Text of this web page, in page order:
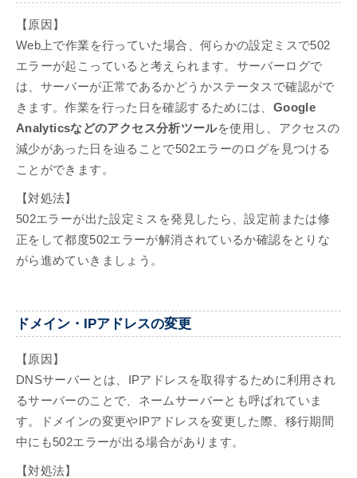
【原因】
Web上で作業を行っていた場合、何らかの設定ミスで502
エラーが起こっていると考えられます。サーバーログで
は、サーバーが正常であるかどうかステータスで確認がで
きます。作業を行った日を確認するためには、 Google
Analyticsなどのアクセス分析ツールを使用し、アクセスの
減少があった日を辿ることで502エラーのログを見つける
ことができます。
【対処法】
502エラーが出た設定ミスを発見したら、設定前または修
正をして都度502エラーが解消されているか確認をとりな
がら進めていきましょう。
ドメイン・IPアドレスの変更
【原因】
DNSサーバーとは、IPアドレスを取得するために利用され
るサーバーのことで、ネームサーバーとも呼ばれていま
す。ドメインの変更やIPアドレスを変更した際、移行期間
中にも502エラーが出る場合があります。
【対処法】